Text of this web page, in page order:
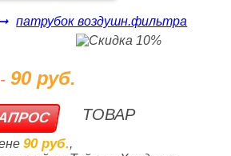
➞ патрубок воздушн.фильтра
-90 руб.
90 руб.,
ТОВАР